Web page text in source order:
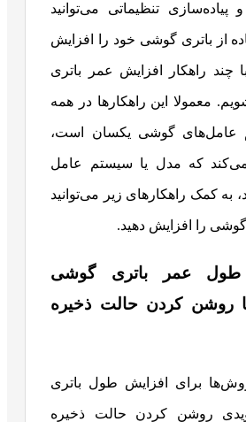
پیاده‌سازی تنظیماتی می‌توانید
از باتری گوشی خود را افزایش
چند راهکار افزایش عمر باتری
معمولا این راهکارها در همه
عامل‌های گوشی یکسان است،
نمی‌کند که مدل یا سیستم عامل
به کمک راهکارهای زیر می‌توانید
را افزایش دهید.
طول عمر باتری گوشی
با روشن کردن حالت ذخیره
برای افزایش طول باتری
روشن کردن حالت ذخیره